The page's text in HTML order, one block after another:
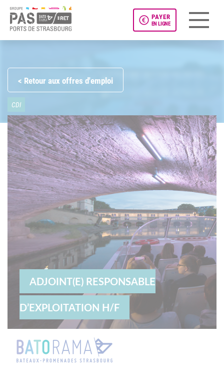
PAYER
EN LIGNE
< Retour aux offres d'emploi
CDI
ADJOINT(E) RESPONSABLE
D’EXPLOITATION H/F